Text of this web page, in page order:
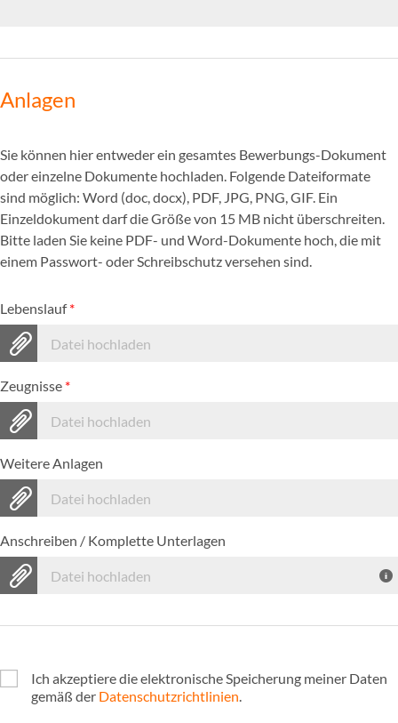
Anlagen
Sie können hier entweder ein gesamtes Bewerbungs-Dokument
oder einzelne Dokumente hochladen. Folgende Dateiformate
sind möglich: Word (doc, docx), PDF, JPG, PNG, GIF. Ein
Einzeldokument darf die Größe von 15 MB nicht überschreiten.
Bitte laden Sie keine PDF- und Word-Dokumente hoch, die mit
einem Passwort- oder Schreibschutz versehen sind.
Lebenslauf*
Datei hochladen
Zeugnisse *
Datei hochladen
Weitere Anlagen
Datei hochladen
Anschreiben / Komplette Unterlagen
Datei hochladen
Ich akzeptiere die elektronische Speicherung meiner Daten
gemäß der Datenschutzrichtlinien.